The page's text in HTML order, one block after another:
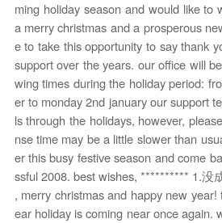
ming holiday season and would like to
a merry christmas and a prosperous
e to take this opportunity to say thank
support over the years. our office will
wing times during the holiday period:
er to monday 2nd january our support
ls through the holidays, however,
nse time may be a little slower than
er this busy festive season and come
ssful 2008. best wishes, ********** 1.没
, merry christmas and happy new
ear holiday is coming near once again.